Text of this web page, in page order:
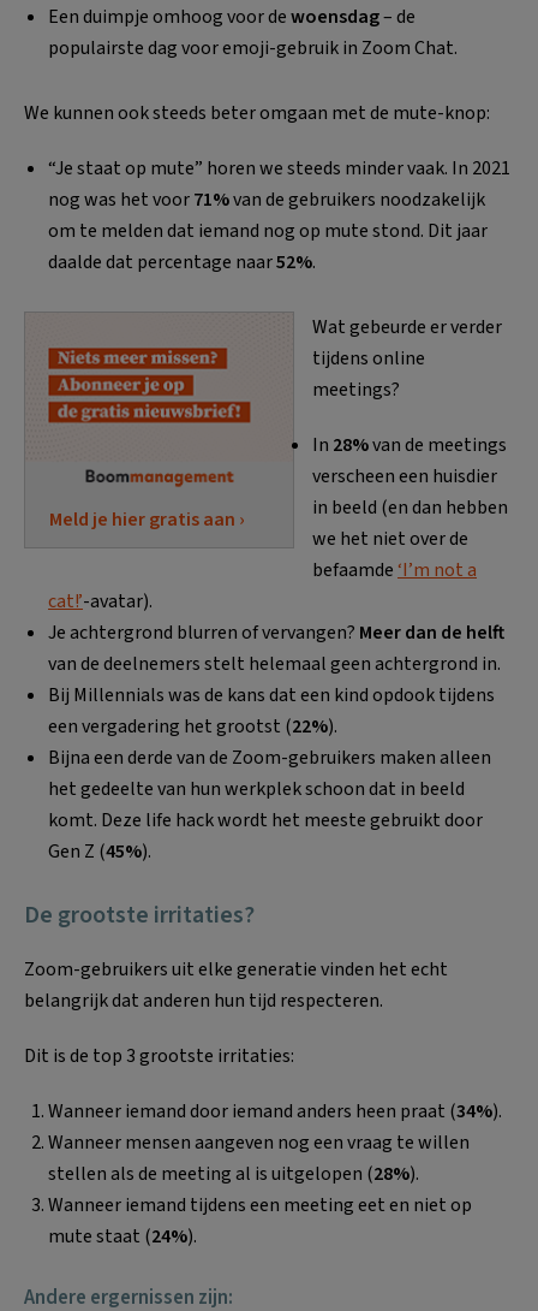
Een duimpje omhoog voor dewoensdag– de
populairste dag voor emoji-gebruik in Zoom Chat.
We kunnen ook steeds beter omgaan met de mute-knop:
“Je staat op mute” horen we steeds minder vaak. In 2021
nog was het voor71%van de gebruikers noodzakelijk
om te melden dat iemand nog op mute stond. Dit jaar
daalde dat percentage naar52%.
Meld je hier gratis aan ›
Wat gebeurde er verder
tijdens online
meetings?
In 28%van de meetings
verscheen een huisdier
in beeld (en dan hebben
we het niet over de
befaamde ‘I’m not a
cat!’-avatar).
Je achtergrond blurren of vervangen? Meer dan de helft
van de deelnemers stelt helemaal geen achtergrond in.
Bij Millennials was de kans dat een kind opdook tijdens
een vergadering het grootst (22%).
Bijna een derde van de Zoom-gebruikers maken alleen
het gedeelte van hun werkplek schoon dat in beeld
komt. Deze life hack wordt het meeste gebruikt door
Gen Z (45%).
De grootste irritaties?
Zoom-gebruikers uit elke generatie vinden het echt
belangrijk dat anderen hun tijd respecteren.
Dit is de top 3 grootste irritaties:
Wanneer iemand door iemand anders heen praat (34%).
Wanneer mensen aangeven nog een vraag te willen
stellen als de meeting al is uitgelopen (28%).
Wanneer iemand tijdens een meeting eet en niet op
mute staat (24%).
Andere ergernissen zijn: